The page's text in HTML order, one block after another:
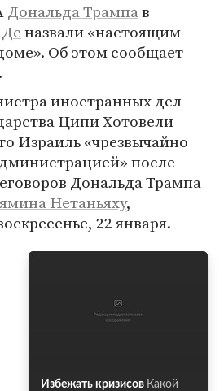
Дональда Трампав
назвали «настоящим
Об этом сообщает
иностранных дел
Ципи Хотовели
Израиль «чрезвычайно
после
Дональда Трампа
Нетаньяху,
22 января.
Избежать кризисов Какой